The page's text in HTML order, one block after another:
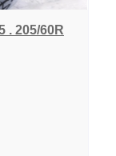
. 205/60R